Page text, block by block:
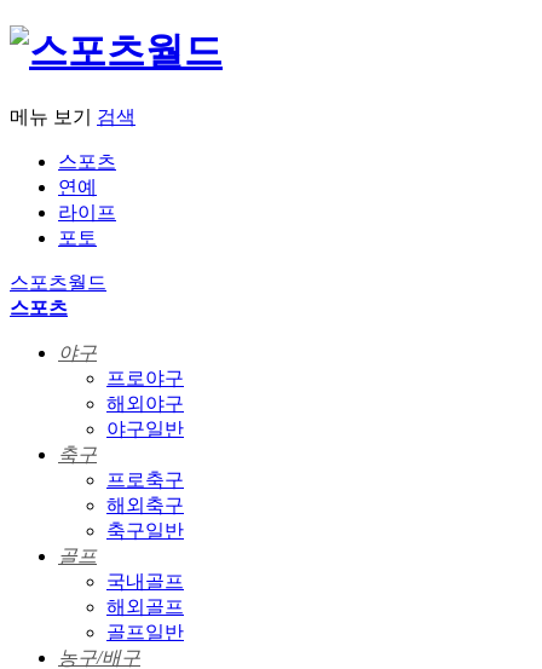
메뉴 보기 검색
스포츠
연예
라이프
포토
스포츠월드
스포츠
야구
프로야구
해외야구
야구일반
축구
프로축구
해외축구
축구일반
골프
국내골프
해외골프
골프일반
농구/배구